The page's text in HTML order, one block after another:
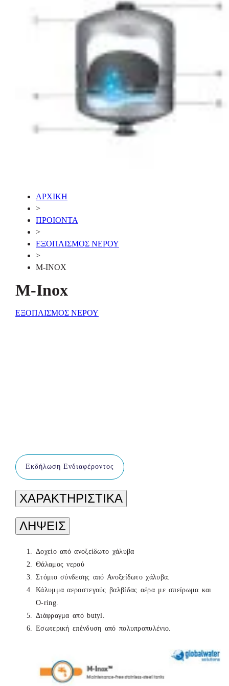
ΑΡΧΙΚΗ
>
ΠΡΟΙΟΝΤΑ
>
ΕΞΟΠΛΙΣΜΟΣ ΝΕΡΟΥ
>
M-INOX
M-Inox
ΕΞΟΠΛΙΣΜΟΣ ΝΕΡΟΥ
Εκδήλωση Ενδιαφέροντος
ΧΑΡΑΚΤΗΡΙΣΤΙΚΑ
ΛΗΨΕΙΣ
Δοχείο από ανοξείδωτο χάλυβα
Θάλαμος νερού
Στόμιο σύνδεσης από Ανοξείδωτο χάλυβα.
Κάλυμμα αεροστεγούς βαλβίδας αέρα με σπείρωμα και
O-ring.
Διάφραγμα από butyl.
Εσωτερική επένδυση από πολυπροπυλένιο.